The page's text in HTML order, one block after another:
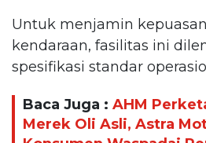
Untuk menjamin
kendaraan, fasilitas ini
spesifikasi standar
Baca Juga : AHM
Merek Oli Asli, Astra